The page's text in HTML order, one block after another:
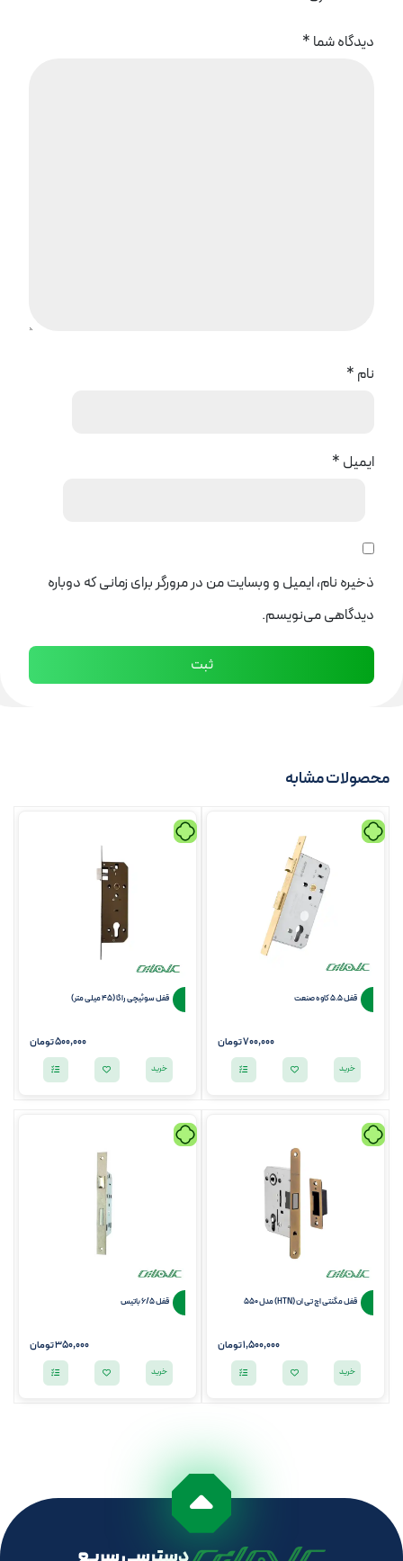
دیدگاه شما *
نام *
ایمیل *
ذخیره نام، ایمیل و وبسایت من در مرورگر برای زمانی که دوباره
دیدگاهی می‌نویسم.
محصولات مشابه
قفل 5.5 کاوه صنعت
700,000 تومان
خرید
قفل سوئیچی راگا (45 میلی متر)
500,000تومان
خرید
قفل مگنتی اچ تی ان (HTN) مدل 550
1,500,000 تومان
خرید
قفل 6/5 باتیس
350,000 تومان
خرید